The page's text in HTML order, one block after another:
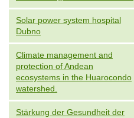
Solar power system hospital
Dubno
Climate management and
protection of Andean
ecosystems in the Huarocondo
watershed.
Stärkung der Gesundheit der